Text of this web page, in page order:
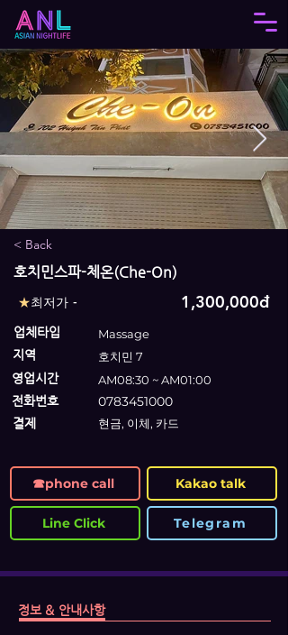
< Back
호치민스파-체온(Che-On)
★최저가 - 1,300,000đ
업체타입
Massage
지역
호치민 7
영업시간
AM08:30 ~ AM01:00
전화번호
0783451000
​결제 현금, 이체, 카드
☎phone call Kakao talk
Line Click Telegram
정보 & 안내사항